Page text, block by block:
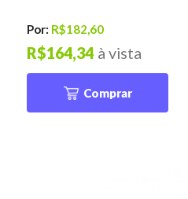
Por: R$182,60
à vista
R$164,34
Comprar